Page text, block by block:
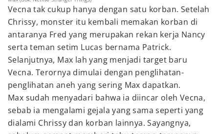
Vecna tak cukup hanya dengan satu korban. Setelah
Chrissy, monster itu kembali memakan korban di
antaranya Fred yang merupakan rekan kerja Nancy
serta teman setim Lucas bernama Patrick.
Selanjutnya, Max lah yang menjadi target baru
Vecna. Terornya dimulai dengan penglihatan-
penglihatan aneh yang sering Max dapatkan.
Max sudah menyadari bahwa ia diincar oleh Vecna,
sebab ia mengalami gejala yang sama seperti yang
dialami Chrissy dan korban lainnya. Sayangnya,